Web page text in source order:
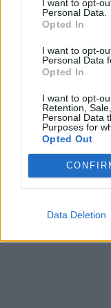
I want to opt-
Personal Data.
Opted In
I want to opt-
Personal Data
Opted In
I want to opt-
Retention,
Personal Data
Purposes for
Opted Out
Data Deletion
Auto
Važiuojate tik
atstumus?
įvardijo
variklį miestui